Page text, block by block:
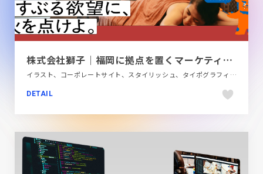
株式会社獅子｜福岡に拠点を置くマーケティングや制作業務を行う会社
イラスト、コーポレートサイト、スタイリッシュ、タイポグラフィー、デザイン・アート・音楽・文芸、レッド系、日本テイスト
DETAIL